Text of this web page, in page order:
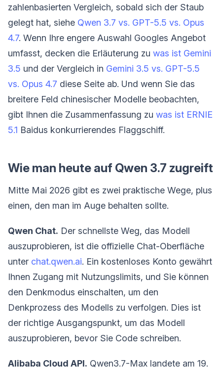
zahlenbasierten Vergleich, sobald sich der Staub
gelegt hat, siehe Qwen 3.7 vs. GPT-5.5 vs. Opus
4.7. Wenn Ihre engere Auswahl Googles Angebot
umfasst, decken die Erläuterung zu was ist Gemini
3.5 und der Vergleich in Gemini 3.5 vs. GPT-5.5
vs. Opus 4.7 diese Seite ab. Und wenn Sie das
breitere Feld chinesischer Modelle beobachten,
gibt Ihnen die Zusammenfassung zu was ist ERNIE
5.1 Baidus konkurrierendes Flaggschiff.
Wie man heute auf Qwen 3.7 zugreift
Mitte Mai 2026 gibt es zwei praktische Wege, plus
einen, den man im Auge behalten sollte.
Qwen Chat. Der schnellste Weg, das Modell
auszuprobieren, ist die offizielle Chat-Oberfläche
unter chat.qwen.ai. Ein kostenloses Konto gewährt
Ihnen Zugang mit Nutzungslimits, und Sie können
den Denkmodus einschalten, um den
Denkprozess des Modells zu verfolgen. Dies ist
der richtige Ausgangspunkt, um das Modell
auszuprobieren, bevor Sie Code schreiben.
Alibaba Cloud API. Qwen3.7-Max landete am 19.